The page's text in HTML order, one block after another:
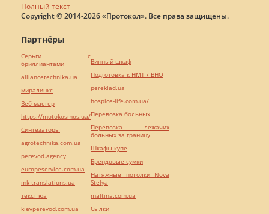
Полный текст
Copyright © 2014-2026 «Протокол». Все права защищены.
Партнёры
Серьги с
бриллиантами
alliancetechnika.ua
миралинкс
Веб мастер
https://motokosmos.ua/
Синтезаторы
agrotechnika.com.ua
perevod.agency
europeservice.com.ua
mk-translations.ua
текст юа
kievperevod.com.ua
Винный шкаф
Подготовка к НМТ / ВНО
pereklad.ua
hospice-life.com.ua/
Перевозка больных
Перевозка лежачих
больных за границу
Шкафы купе
Брендовые сумки
Натяжные потолки Nova
Stelya
maltina.com.ua
Cылки